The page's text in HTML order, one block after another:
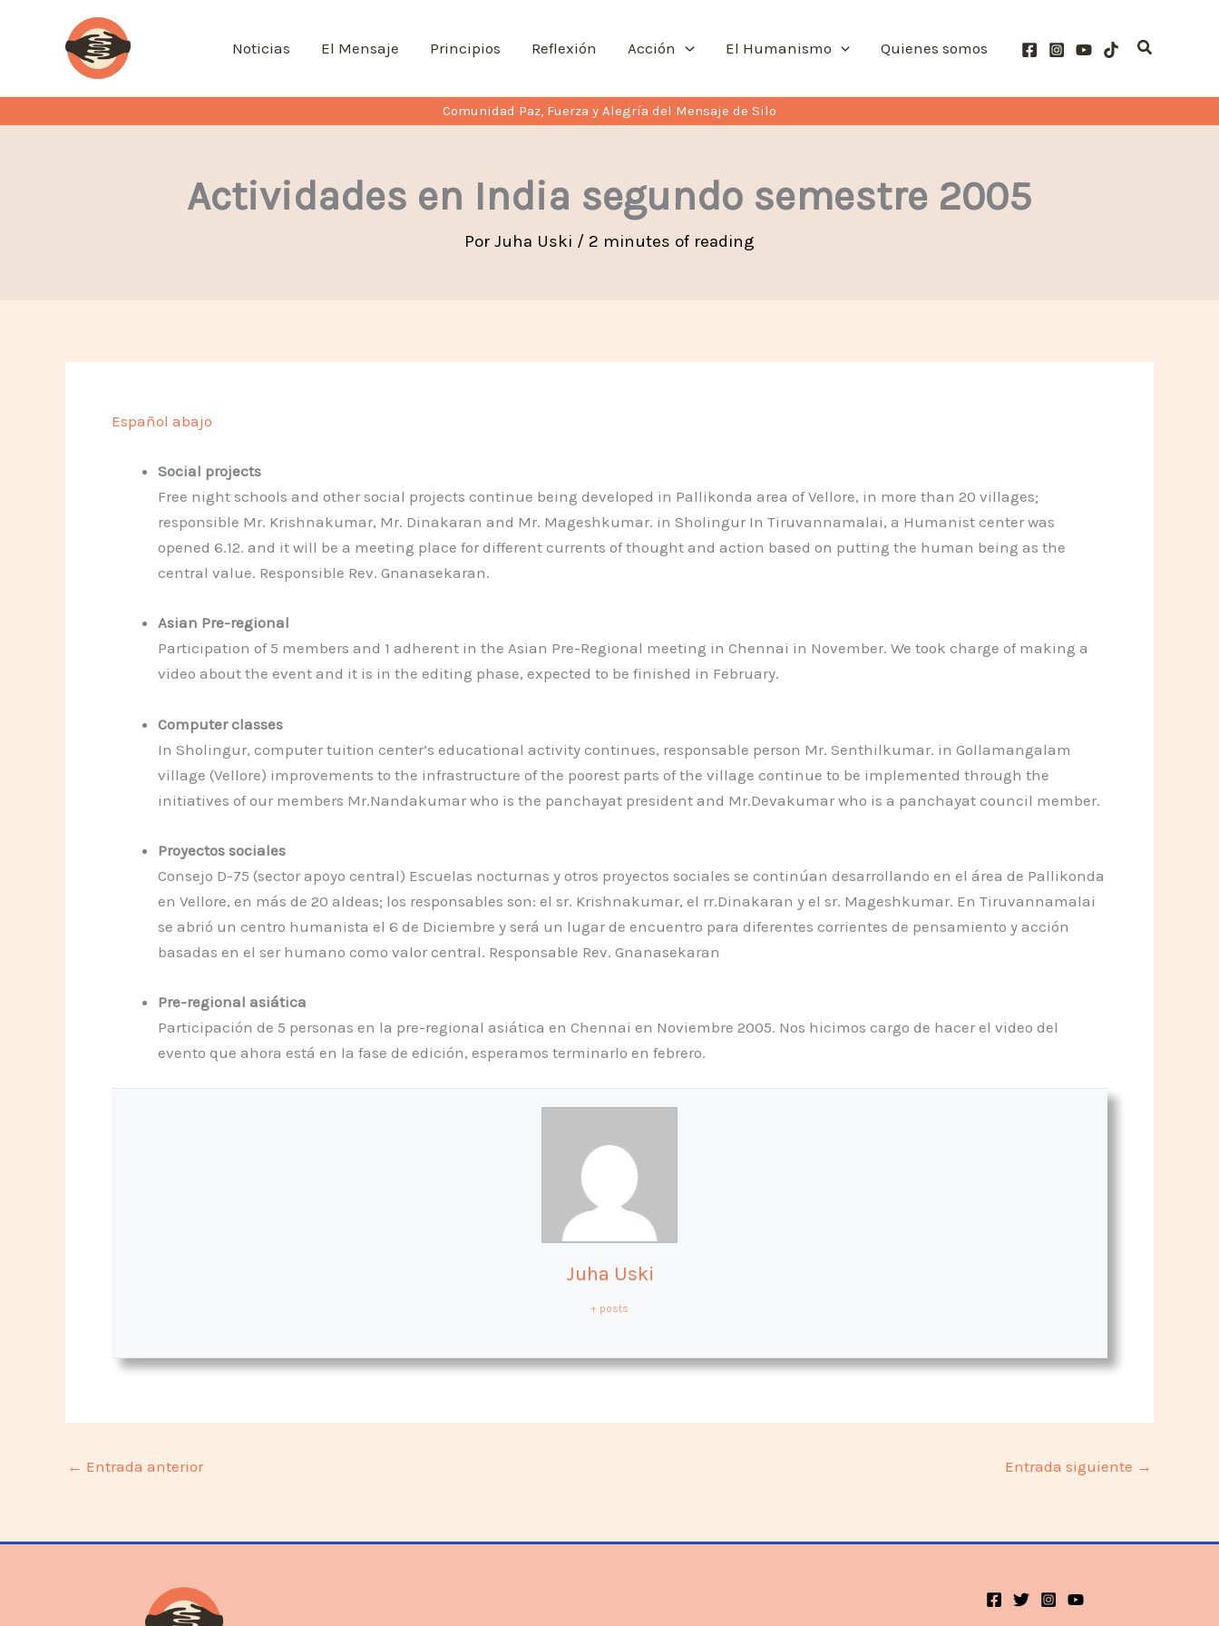
contenido
Noticias El Mensaje Principios Reflexión Acción El Humanismo Quienes somos Buscar
Comunidad Paz, Fuerza y Alegría del Mensaje de Silo
Actividades en India segundo semestre 2005
Por Juha Uski / 2 minutes of reading
Español abajo
Social projects
Free night schools and other social projects continue being developed in Pallikonda area of Vellore, in more than 20 villages;
responsible Mr. Krishnakumar, Mr. Dinakaran and Mr. Mageshkumar. in Sholingur In Tiruvannamalai, a Humanist center was
opened 6.12. and it will be a meeting place for different currents of thought and action based on putting the human being as the
central value. Responsible Rev. Gnanasekaran.
Asian Pre-regional
Participation of 5 members and 1 adherent in the Asian Pre-Regional meeting in Chennai in November. We took charge of making a
video about the event and it is in the editing phase, expected to be finished in February.
Computer classes
In Sholingur, computer tuition center’s educational activity continues, responsable person Mr. Senthilkumar. in Gollamangalam
village (Vellore) improvements to the infrastructure of the poorest parts of the village continue to be implemented through the
initiatives of our members Mr.Nandakumar who is the panchayat president and Mr.Devakumar who is a panchayat council member.
Proyectos sociales
Consejo D-75 (sector apoyo central) Escuelas nocturnas y otros proyectos sociales se continúan desarrollando en el área de Pallikonda
en Vellore, en más de 20 aldeas; los responsables son: el sr. Krishnakumar, el rr.Dinakaran y el sr. Mageshkumar. En Tiruvannamalai
se abrió un centro humanista el 6 de Diciembre y será un lugar de encuentro para diferentes corrientes de pensamiento y acción
basadas en el ser humano como valor central. Responsable Rev. Gnanasekaran
Pre-regional asiática
Participación de 5 personas en la pre-regional asiática en Chennai en Noviembre 2005. Nos hicimos cargo de hacer el video del
evento que ahora está en la fase de edición, esperamos terminarlo en febrero.
Juha Uski
+ posts
← Entrada anterior Entrada siguiente →